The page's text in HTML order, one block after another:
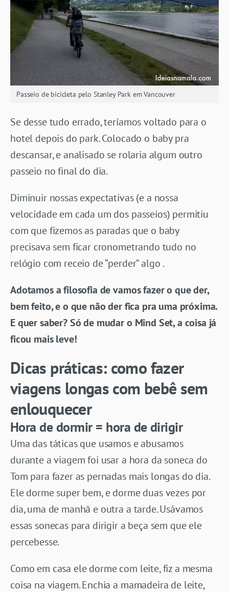
Passeio de bicicleta pelo Stanley Park em Vancouver
Se desse tudo errado, teríamos voltado para o
hotel depois do park. Colocado o baby pra
descansar, e analisado se rolaria algum outro
passeio no final do dia.
Diminuir nossas expectativas (e a nossa
velocidade em cada um dos passeios) permitiu
com que fizemos as paradas que o baby
precisava sem ficar cronometrando tudo no
relógio com receio de “perder” algo .
Adotamos a filosofia de vamos fazer o que der,
bem feito, e o que não der fica pra uma próxima.
E quer saber? Só de mudar o Mind Set, a coisa já
ficou mais leve!
Dicas práticas: como fazer
viagens longas com bebê sem
enlouquecer
Hora de dormir = hora de dirigir
Uma das táticas que usamos e abusamos
durante a viagem foi usar a hora da soneca do
Tom para fazer as pernadas mais longas do dia.
Ele dorme super bem, e dorme duas vezes por
dia, uma de manhã e outra a tarde. Usávamos
essas sonecas para dirigir a beça sem que ele
percebesse.
Como em casa ele dorme com leite, fiz a mesma
coisa na viagem. Enchia a mamadeira de leite,